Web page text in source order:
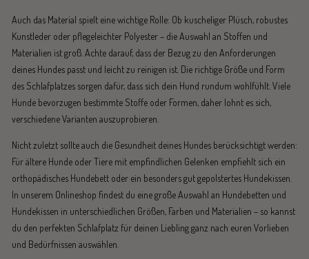
Auch das Material spielt eine wichtige Rolle: Ob kuscheliger Plüsch, robustes
Kunstleder oder pflegeleichter Polyester – die Auswahl an Stoffen und
Materialien ist groß. Achte darauf, dass der Bezug zu den Anforderungen
deines Hundes passt und leicht zu reinigen ist. Die richtige Größe und Form
des Schlafplatzes sorgen dafür, dass sich dein Hund rundum wohlfühlt. Viele
Hunde bevorzugen bestimmte Stoffe oder Formen, daher lohnt es sich,
verschiedene Varianten auszuprobieren.
Nicht zuletzt sollte auch die Gesundheit deines Hundes berücksichtigt werden:
Für ältere Hunde oder Tiere mit empfindlichen Gelenken empfiehlt sich ein
orthopädisches Hundebett oder ein besonders gut gepolstertes Hundekissen.
In unserem Onlineshop findest du eine große Auswahl an Hundebetten und
Hundekissen in unterschiedlichen Größen, Farben und Materialien – so kannst
du den perfekten Schlafplatz für deinen Liebling ganz nach euren Vorlieben
und Bedürfnissen auswählen.